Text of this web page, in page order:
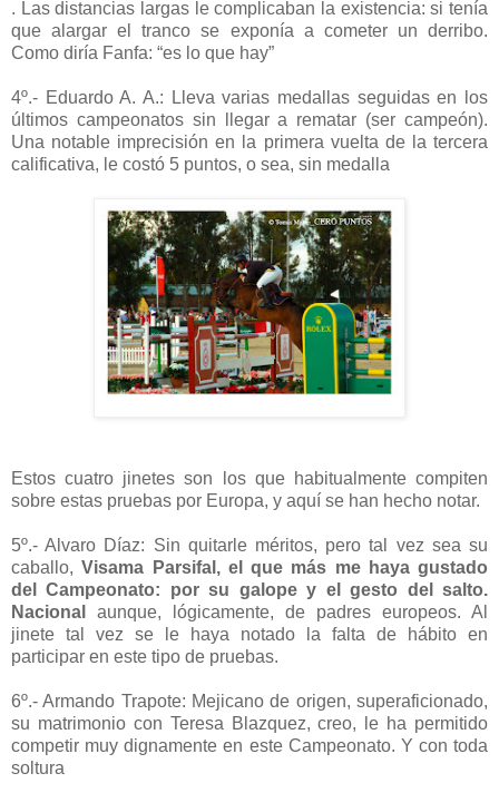
. Las distancias largas le complicaban la existencia: si tenía
que alargar el tranco se exponía a cometer un derribo.
Como diría Fanfa: “es lo que hay”
4º.- Eduardo A. A.: Lleva varias medallas seguidas en los
últimos campeonatos sin llegar a rematar (ser campeón).
Una notable imprecisión en la primera vuelta de la tercera
calificativa, le costó 5 puntos, o sea, sin medalla
Estos cuatro jinetes son los que habitualmente compiten
sobre estas pruebas por Europa, y aquí se han hecho notar.
5º.- Alvaro Díaz: Sin quitarle méritos, pero tal vez sea su
caballo,Visama Parsifal, el que más me haya gustado
del Campeonato: por su galope y el gesto del salto.
Nacional
aunque, lógicamente, de padres europeos. Al
jinete tal vez se le haya notado la falta de hábito en
participar en este tipo de pruebas.
6º.- Armando Trapote: Mejicano de origen, superaficionado,
su matrimonio con Teresa Blazquez, creo, le ha permitido
competir muy dignamente en este Campeonato. Y con toda
soltura